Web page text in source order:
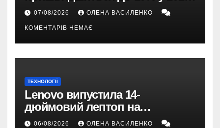
році — прогноз НБУ
07/08/2026 ОЛЕНА ВАСИЛЕНКО
КОМЕНТАРІВ НЕМАЄ
ТЕХНОЛОГІЇ
Lenovo випустила 14-
дюймовий лептоп на
Snapdragon X2 з автономністю
06/08/2026 ОЛЕНА ВАСИЛЕНКО